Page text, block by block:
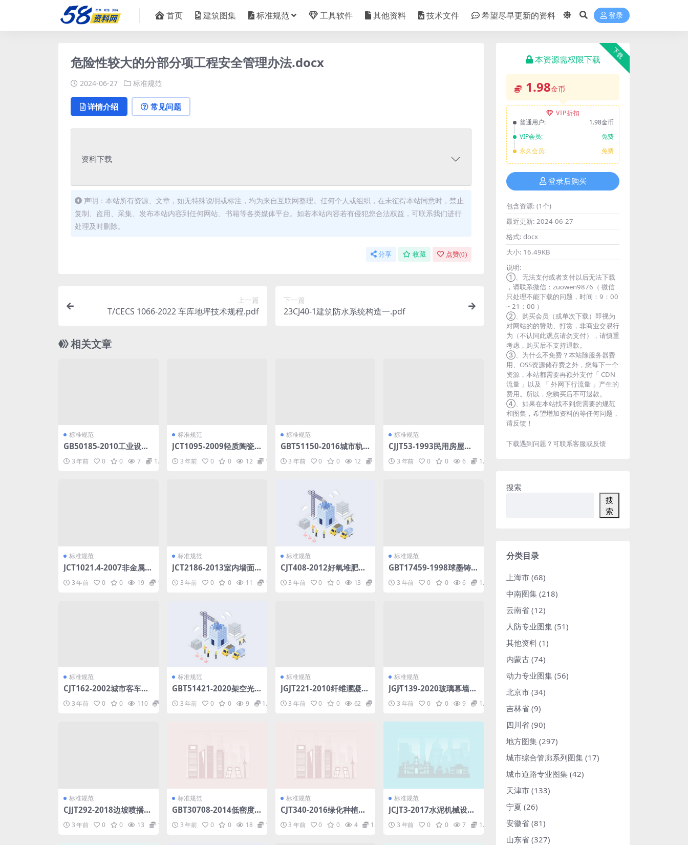
首页 建筑图集 标准规范 工具软件 其他资料 技术文件 希望尽早更新的资料 登录
危险性较大的分部分项工程安全管理办法.docx
2024-06-27 标准规范
详情介绍 常见问题
资料下载
声明：本站所有资源、文章，如无特殊说明或标注，均为来自互联网整理。任何个人或组织，在未征得本站同意时，禁止
复制、盗用、采集、发布本站内容到任何网站、书籍等各类媒体平台。如若本站内容若有侵犯您合法权益，可联系我们进行
处理及时删除。
分享 收藏 点赞(0)
上一篇
T/CECS 1066-2022 车库地坪技术规程.pdf
下一篇
23CJ40-1建筑防水系统构造一.pdf
相关文章
标准规范
GB50185-2010工业设备
及管道绝热工程施工质量
验收规范.pdf
3 年前 0 0 7 1.98
标准规范
JCT1095-2009轻质陶瓷
3 年前 0 0 12 1.98
标准规范
GBT51150-2016城市轨
道交通客流预测规范.pdf
3 年前 0 0 12 1.98
标准规范
CJJT53-1993民用房屋修
缮工程施工规程.pdf
3 年前 0 0 6 1.98
标准规范
JCT1021.4-2007非金属矿
部分：滑石矿化学分析方
3 年前 0 0 19 1.98
标准规范
JCT2186-2013室内墙面
3 年前 0 0 11 1.98
标准规范
CJT408-2012好氧堆肥氧
3 年前 0 0 13 1.98
标准规范
GBT17459-1998球墨铸
3 年前 0 0 6 1.98
标准规范
CJT162-2002城市客车分
等级技术要求与配置.pdf
3 年前 0 0 110 1.98
标准规范
GBT51421-2020架空光
电缆通信杆路工程技术标
准.pdf
3 年前 0 0 9 1.98
标准规范
JGJT221-2010纤维溷凝土
应用技术规程.pdf
3 年前 0 0 62 1.98
标准规范
JGJ∕T139-2020玻璃幕墙工
程质量检验标准.pdf
3 年前 0 0 9 1.98
标准规范
CJJT292-2018边坡喷播绿
3 年前 0 0 13 1.98
标准规范
GBT30708-2014低密度
评价方法.pdf
3 年前 0 0 18 1.98
标准规范
CJT340-2016绿化种植土
3 年前 0 0 4 1.98
标准规范
JCJT3-2017水泥机械设备
pdf3 年前 0 0 7 1.98
下载
本资源需权限下载
1.98金币
VIP折扣
普通用户:
1.98金币
VIP会员:
免费
永久会员:
免费
登录后购买
包含资源: (1个)
最近更新: 2024-06-27
格式: docx
大小: 16.49KB
说明:
①、无法支付或者支付以后无法下载
，请联系微信：zuowen9876（ 微信
只处理不能下载的问题，时间：9：00
~ 21：00 ）
②、购买会员（或单次下载）即视为
对网站的的赞助、打赏，非商业交易行
为（不认同此观点请勿支付），请慎重
考虑，购买后不支持退款。
③、为什么不免费？本站除服务器费
用、OSS资源储存费之外，您每下一个
资源，本站都需要再额外支付「 CDN
流量 」以及 「 外网下行流量 」产生的
费用。所以，您购买后不可退款。
④、如果在本站找不到您需要的规范
和图集，希望增加资料的等任何问题，
请反馈！
下载遇到问题？可联系客服或反馈
搜索
搜
索
分类目录
上海市 (68)
中南图集 (218)
云南省 (12)
人防专业图集 (51)
其他资料 (1)
内蒙古 (74)
动力专业图集 (56)
北京市 (34)
吉林省 (9)
四川省 (90)
地方图集 (297)
城市综合管廊系列图集 (17)
城市道路专业图集 (42)
天津市 (133)
宁夏 (26)
安徽省 (81)
山东省 (327)